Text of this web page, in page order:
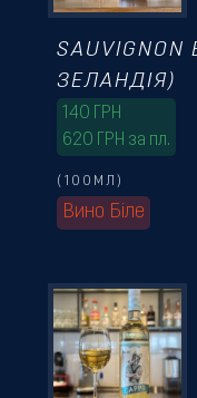
Вино Біле
(100МЛ)
SAUVIGNON
ЗЕЛАНДІЯ)
140 ГРН
620 ГРН за пл.